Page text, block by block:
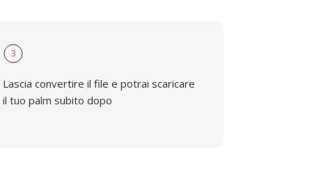
3
Lascia convertire il file e potrai scaricare
il tuo palm subito dopo